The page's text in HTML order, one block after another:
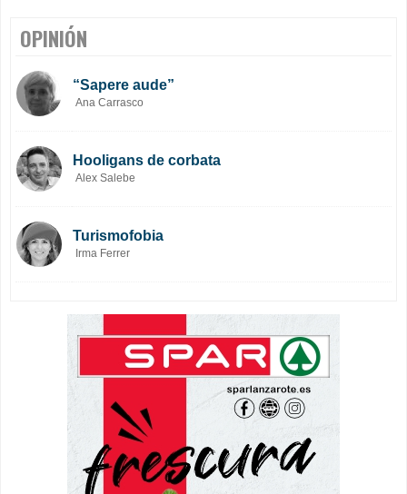
OPINIÓN
“Sapere aude”
Ana Carrasco
Hooligans de corbata
Alex Salebe
Turismofobia
Irma Ferrer